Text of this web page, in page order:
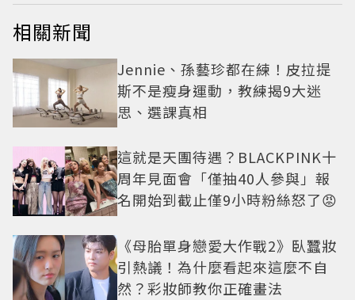
相關新聞
Jennie、孫藝珍都在練！皮拉提
斯不是瘦身運動，教練揭9大迷
思、選課真相
這就是天團待遇？BLACKPINK十
周年見面會「僅抽40人參與」報
名開始到截止僅9小時粉絲怒了😡
《母胎單身戀愛大作戰2》臥蠶妝
引熱議！為什麼看起來這麼不自
然？彩妝師教你正確畫法